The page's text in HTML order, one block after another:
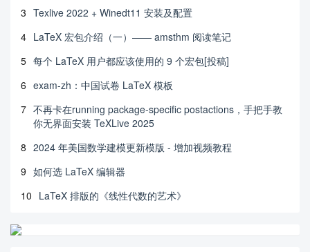
3 Texlive 2022 + Winedt11 安装及配置
4 LaTeX 宏包介绍（一）—— amsthm 阅读笔记
5 每个 LaTeX 用户都应该使用的 9 个宏包[投稿]
6 exam-zh：中国试卷 LaTeX 模板
7 不再卡在running package-specific postactions，手把手教
你无界面安装 TeXLive 2025
8 2024 年美国数学建模更新模版 - 增加视频教程
9 如何选 LaTeX 编辑器
10 LaTeX 排版的《线性代数的艺术》